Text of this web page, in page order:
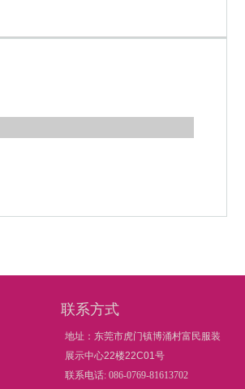
联系方式
地址：东莞市虎门镇博涌村富民服装
展示中心22楼22C01号
联系电话: 086-0769-81613702